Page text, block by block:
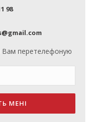
98
Вам перетелефоную
МЕНІ